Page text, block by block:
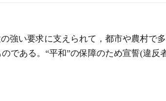
強い要求に支えられて，都市や農村で
である。“平和”の保障のため宣誓(違反